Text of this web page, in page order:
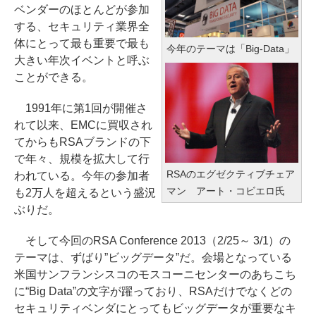
今年のテーマは「Big-Data」
RSAのエグゼクティブチェア
マン アート・コビエロ氏
ベンダーのほとんどが参加
する、セキュリティ業界全
体にとって最も重要で最も
大きい年次イベントと呼ぶ
ことができる。
1991年に第1回が開催さ
れて以来、EMCに買収され
てからもRSAブランドの下
で年々、規模を拡大して行
われている。今年の参加者
も2万人を超えるという盛況
ぶりだ。
そして今回のRSA Conference 2013（2/25～ 3/1）の
テーマは、ずばり”ビッグデータ”だ。会場となっている
米国サンフランシスコのモスコーニセンターのあちこち
に“Big Data”の文字が躍っており、RSAだけでなくどの
セキュリティベンダにとってもビッグデータが重要なキ